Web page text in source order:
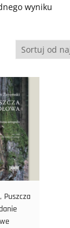
wyniku
Puszcza